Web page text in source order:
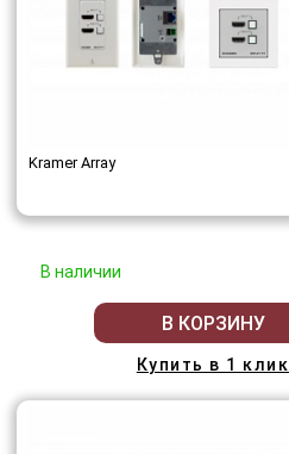
Kramer Array
В наличии
В КОРЗИНУ
Купить в 1 клик